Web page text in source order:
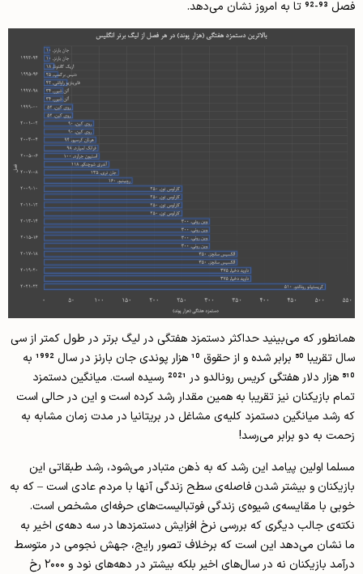
فصل 93-92 تا به امروز نشان می‌دهد.
همانطور که می‌بینید حداکثر دستمزد هفتگی در لیگ برتر در طول کمتر از سی
سال تقریبا 50 برابر شده و از حقوق 10 هزار پوندی جان بارنز در سال 1992 به
510 هزار دلار هفتگی کریس رونالدو در 2021 رسیده است. میانگین دستمزد
تمام بازیکنان نیز تقریبا به همین مقدار رشد کرده است و این در حالی است
که رشد میانگین دستمزد کلیه‌ی مشاغل در بریتانیا در مدت زمان مشابه به
زحمت به دو برابر می‌رسد!
مسلما اولین پیامد این رشد که به ذهن متبادر می‌شود، رشد طبقاتی این
بازیکنان و بیشتر شدن فاصله‌ی سطح زندگی آنها با مردم عادی است – که به
خوبی با مقایسه‌ی شیوه‌ی زندگی فوتبالیست‌های حرفه‌ای مشخص است.
نکته‌ی جالب دیگری که بررسی نرخ افزایش دستمزدها در سه دهه‌ی اخیر به
ما نشان می‌دهد این است که برخلاف تصور رایج، جهش نجومی در متوسط
درآمد بازیکنان نه در سال‌های اخیر بلکه بیشتر در دهه‌های نود و ۲۰۰۰ رخ